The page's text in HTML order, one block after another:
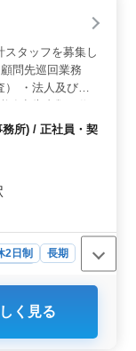
シフト制で、
可能で
やすい環境
備していま
り、日々の負
スタッフを募集し
問先巡回業務
） ・法人及び個
設立、事業承継
活かして頂ける
す。
所) / 正社員・契
2日制
長期
く見る